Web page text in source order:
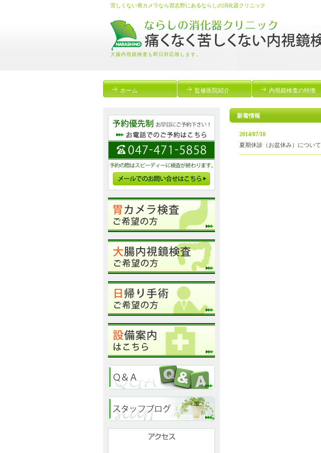
苦しくない胃カメラなら習志野にあるならしの消化器クリニック
大腸内視鏡検査も即日対応致します。
ホーム 監修医院紹介 内視鏡検査の特徴
新着情報
2014/07/10
夏期休診（お盆休み）について